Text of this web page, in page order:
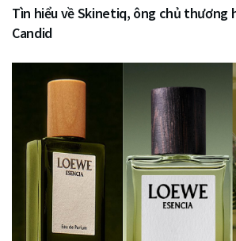
Tìn hiểu về Skinetiq, ông chủ thương
Candid